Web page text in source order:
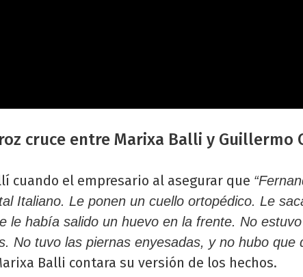
cruce entre Marixa Balli y Guillermo
cuando el empresario al asegurar que
Italiano. Le ponen un cuello ortopédico. Le
le había salido un huevo en la frente. No
No tuvo las piernas enyesadas, y no hubo que
Balli contara su versión de los hechos.